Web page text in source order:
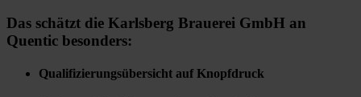
Das schätzt die Karlsberg Brauerei GmbH an
Quentic besonders:
Qualifizierungsübersicht auf Knopfdruck